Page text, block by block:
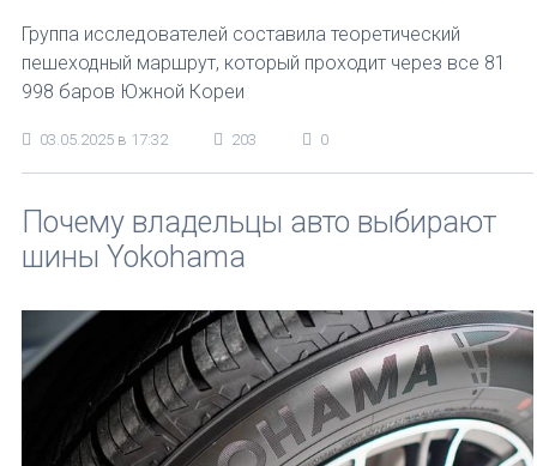
Группа исследователей составила теоретический
пешеходный маршрут, который проходит через все 81
998 баров Южной Кореи
03.05.2025 в 17:32 203 0
Почему владельцы авто выбирают
шины Yokohama